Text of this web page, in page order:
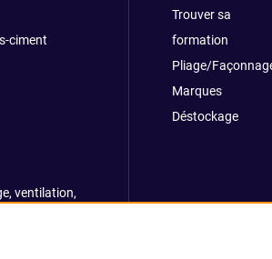
ciment
ventilation,
Trouver sa
formation
Pliage/
Marques
Déstockage